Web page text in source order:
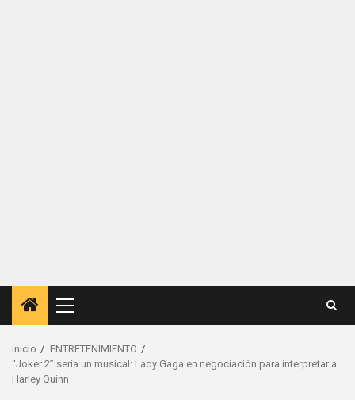
Menú
principal
Inicio
ENTRETENIMIENTO
“Joker 2” sería un musical: Lady Gaga en negociación para interpretar a
Harley Quinn